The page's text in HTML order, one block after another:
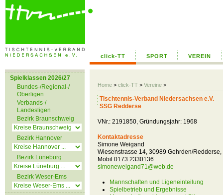
click-TT SPORT VEREIN
Home > click-TT > Vereine >
Spielklassen 2026/27
Bundes-/Regional-/
Oberligen
Verbands-/
Landesligen
Bezirk Braunschweig
Bezirk Hannover
Bezirk Lüneburg
Bezirk Weser-Ems
Tischtennis-Verband Niedersachsen e.V.
SSG Redderse
VNr.: 2191850, Gründungsjahr: 1968
Kontaktadresse
Simone Weigand
Wiesenstrasse 14, 30989 Gehrden/
Mobil 0173 2330136
simoneweigand71@web.de
Mannschaften und Ligeneinteilung
Spielbetrieb und Ergebnisse